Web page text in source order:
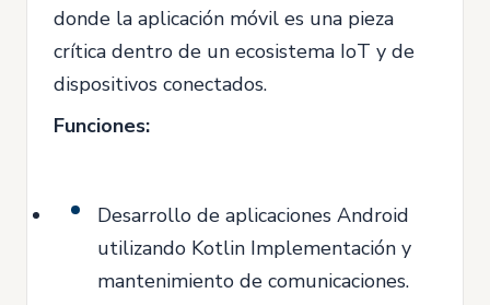
donde la aplicación móvil es una pieza
crítica dentro de un ecosistema IoT y de
dispositivos conectados.
Funciones:
Desarrollo de aplicaciones Android
utilizando Kotlin Implementación y
mantenimiento de comunicaciones.